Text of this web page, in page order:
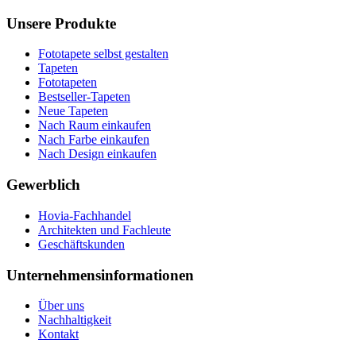
Unsere Produkte
Fototapete selbst gestalten
Tapeten
Fototapeten
Bestseller-Tapeten
Neue Tapeten
Nach Raum einkaufen
Nach Farbe einkaufen
Nach Design einkaufen
Gewerblich
Hovia-Fachhandel
Architekten und Fachleute
Geschäftskunden
Unternehmensinformationen
Über uns
Nachhaltigkeit
Kontakt